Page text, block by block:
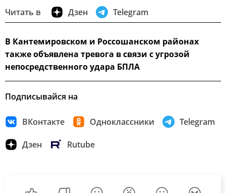
Читать в Дзен Telegram
В Кантемировском и Россошанском районах
также объявлена тревога в связи с угрозой
непосредственного удара БПЛА
Подписывайся на
ВКонтакте Одноклассники Telegram
Дзен Rutube